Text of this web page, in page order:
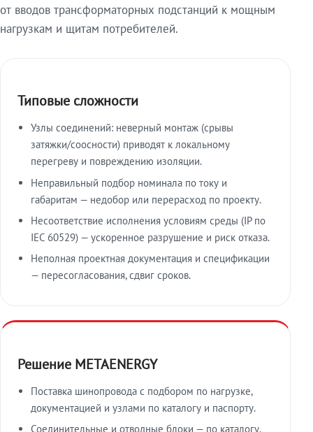
от вводов трансформаторных подстанций к мощным
нагрузкам и щитам потребителей.
Типовые сложности
Узлы соединений: неверный монтаж (срывы
затяжки/соосности) приводят к локальному
перегреву и повреждению изоляции.
Неправильный подбор номинала по току и
габаритам — недобор или перерасход по проекту.
Несоответствие исполнения условиям среды (IP по
IEC 60529) — ускоренное разрушение и риск отказа.
Неполная проектная документация и спецификации
— пересогласования, сдвиг сроков.
Решение METAENERGY
Поставка шинопровода с подбором по нагрузке,
документацией и узлами по каталогу и паспорту.
Соединительные и отводные блоки — по каталогу,